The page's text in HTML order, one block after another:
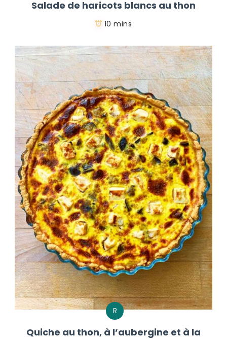
Salade de haricots blancs au thon
10 mins
R
Quiche au thon, à l’aubergine et à la